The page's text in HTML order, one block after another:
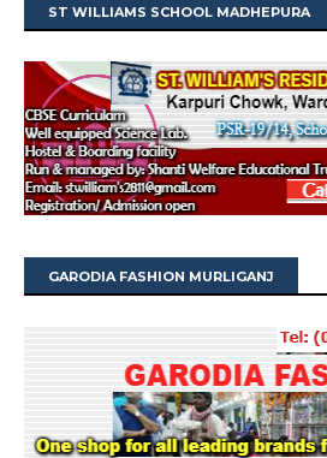
ST WILLIAMS SCHOOL MADHEPURA
GARODIA FASHION MURLIGANJ